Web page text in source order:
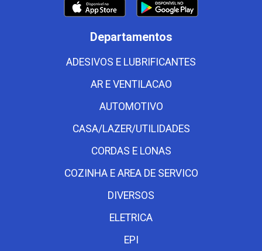
Departamentos
ADESIVOS E LUBRIFICANTES
AR E VENTILACAO
AUTOMOTIVO
CASA/LAZER/UTILIDADES
CORDAS E LONAS
COZINHA E AREA DE SERVICO
DIVERSOS
ELETRICA
EPI